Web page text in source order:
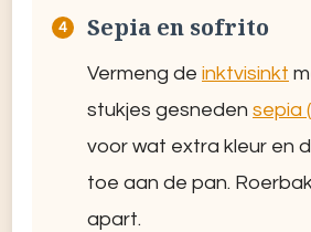
Sepia en sofrito
Vermeng de inktvisinkt
stukjes gesneden sepia
voor wat extra kleur en
toe aan de pan.
apart.